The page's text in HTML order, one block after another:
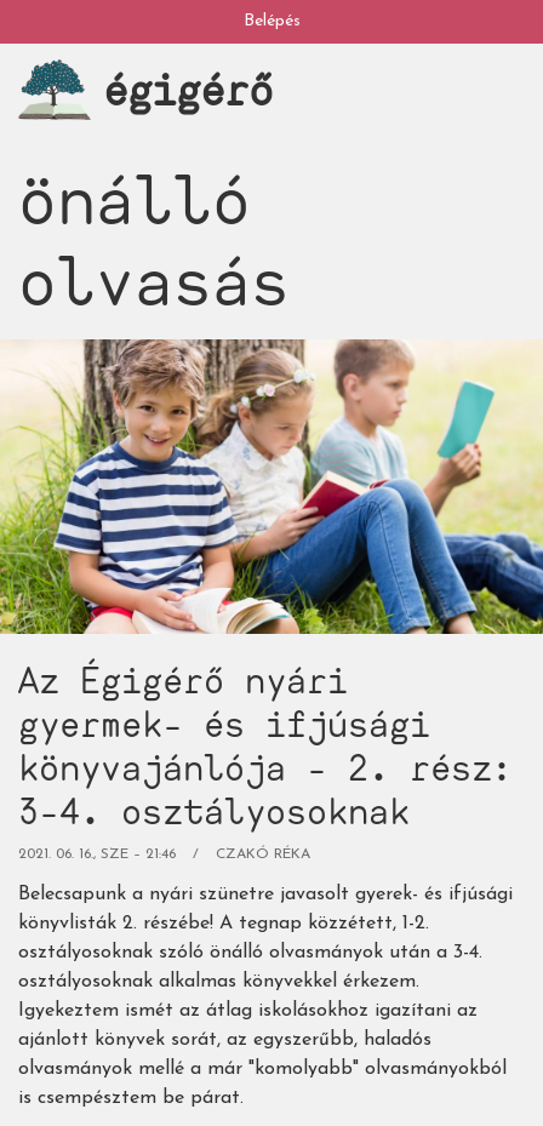
a
tartalomra
My
account
Belépés
égigérő
önálló
olvasás
Az Égigérő nyári
gyermek- és ifjúsági
könyvajánlója - 2. rész:
3-4. osztályosoknak
2021. 06. 16., SZE – 21:46 CZAKÓ RÉKA
Belecsapunk a nyári szünetre javasolt gyerek- és ifjúsági
könyvlisták 2. részébe! A tegnap közzétett, 1-2.
osztályosoknak szóló önálló olvasmányok után a 3-4.
osztályosoknak alkalmas könyvekkel érkezem.
Igyekeztem ismét az átlag iskolásokhoz igazítani az
ajánlott könyvek sorát, az egyszerűbb, haladós
olvasmányok mellé a már "komolyabb" olvasmányokból
is csempésztem be párat.